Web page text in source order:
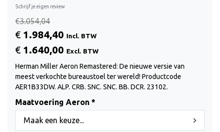
Schrijf je eigen review
€3.054,04
€ 1.984,40 Incl. BTW
€ 1.640,00 Excl. BTW
Herman Miller Aeron Remastered: De nieuwe versie van
meest verkochte bureaustoel ter wereld! Productcode
AER1B33DW. ALP. CRB. SNC. SNC. BB. DCR. 23102.
Maatvoering Aeron *
Maak een keuze...